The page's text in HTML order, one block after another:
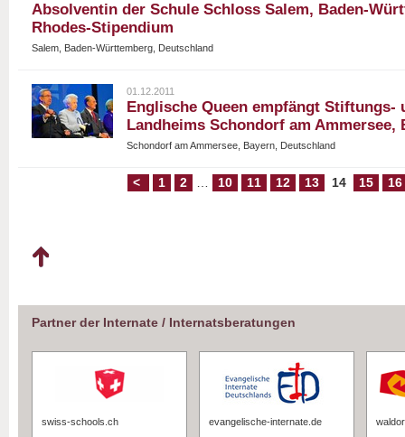
Absolventin der Schule Schloss Salem, Baden-
Rhodes-Stipendium
Salem, Baden-Württemberg, Deutschland
01.12.2011
Englische Queen empfängt Stiftungs-
Landheims Schondorf am Ammersee,
Schondorf am Ammersee, Bayern, Deutschland
< 1 2 … 10 11 12 13 14 15 16
Partner der Internate / Internatsberatungen
swiss-schools.ch
evangelische-internate.de